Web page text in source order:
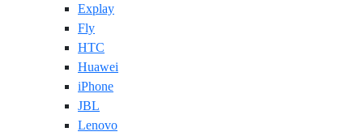
Explay
Fly
HTC
Huawei
iPhone
JBL
Lenovo